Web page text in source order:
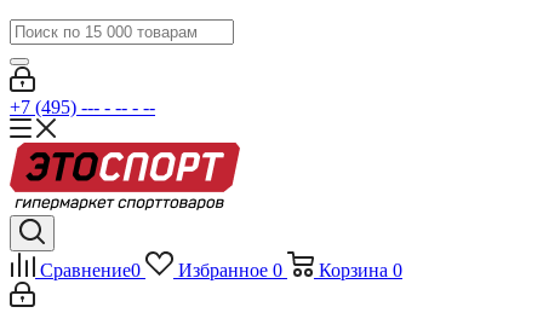
+7 (495) --- - -- - --
Сравнение0 Избранное 0 Корзина 0